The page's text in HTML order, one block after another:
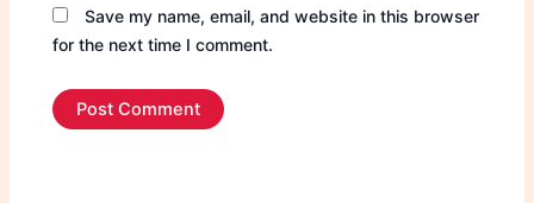
Save my name, email, and website in this browser
for the next time I comment.